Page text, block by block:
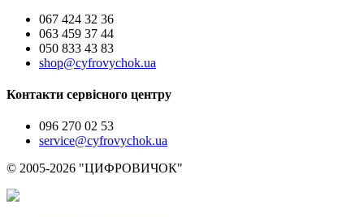
067 424 32 36
063 459 37 44
050 833 43 83
shop@cyfrovychok.ua
Контакти сервісного центру
096 270 02 53
service@cyfrovychok.ua
© 2005-2026 "ЦИФРОВИЧОК"